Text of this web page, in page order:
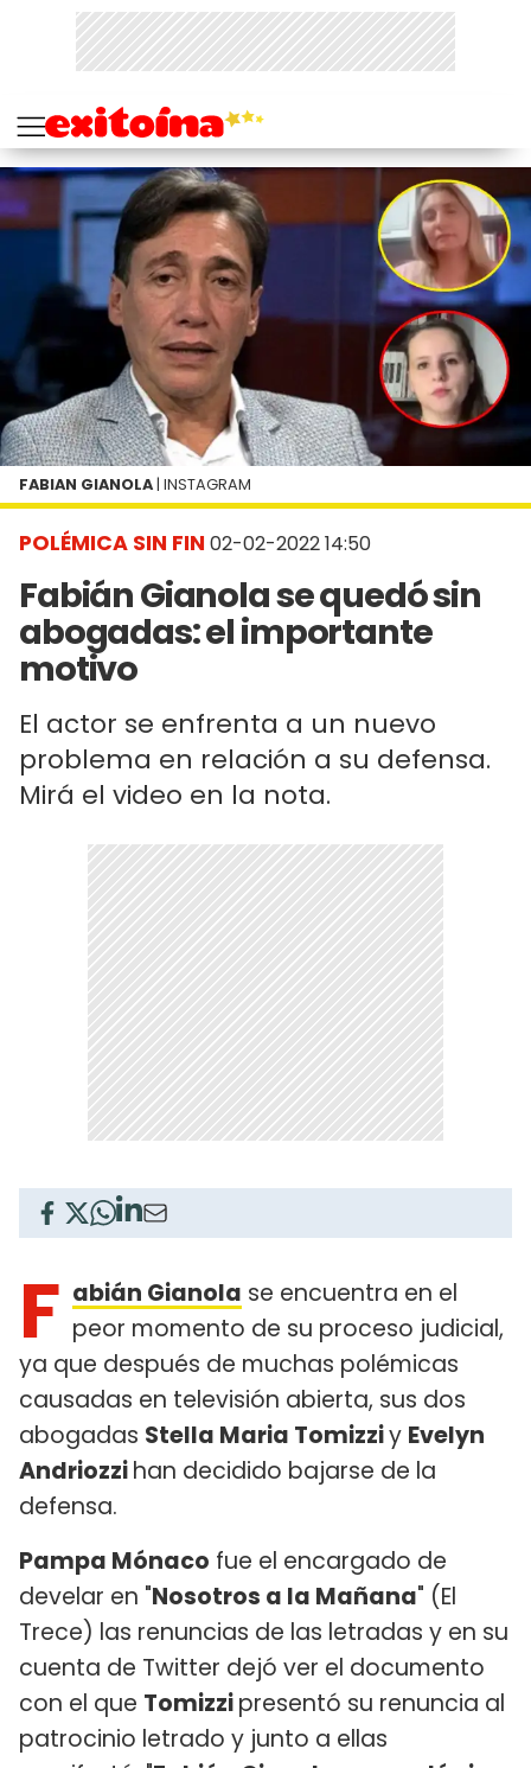
POLÉMICA SIN FIN 02-02-2022 14:50
Fabián Gianola se quedó sin
abogadas: el importante
motivo
El actor se enfrenta a un nuevo
problema en relación a su defensa.
Mirá el video en la nota.
FABIAN GIANOLA | INSTAGRAM
F abián Gianola se encuentra en el
peor momento de su proceso judicial,
ya que después de muchas polémicas
causadas en televisión abierta, sus dos
abogadas Stella Maria Tomizziy Evelyn
Andriozzihan decidido bajarse de la
defensa.
Pampa Mónaco fue el encargado de
develar en "Nosotros a la Mañana" (El
Trece) las renuncias de las letradas y en su
cuenta de Twitter dejó ver el documento
con el que Tomizzipresentó su renuncia al
patrocinio letrado y junto a ellas